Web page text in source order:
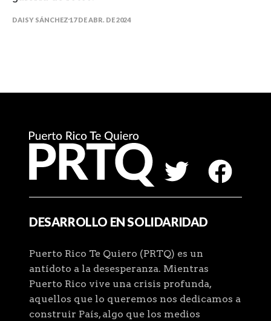
DAISY SÁNCHEZ 17 DE ABR. DE 2024
DESARROLLO EN SOLIDARIDAD
Puerto Rico Te Quiero (PRTQ) es un
antídoto a la desesperanza. Mientras
Puerto Rico vive una crisis profunda,
aquellos que lo queremos nos dedicamos a
construir País, algo que los medios